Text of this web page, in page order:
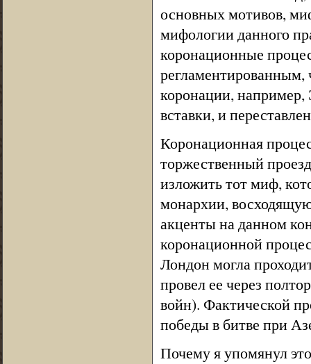
основных мотивов,
мифологии данного
коронационные
коронации,
вставки, и
Коронационная
торжественный
изложить тот миф,
монархии,
акценты на данном
коронационной
Лондон могла
провел ее через
войн). Фактической
победы в битве при
Почему я упомянул